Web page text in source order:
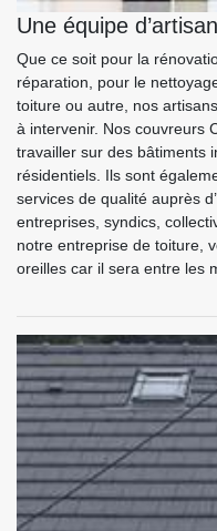
Une équipe
Que ce soit pour la
réparation, pour le
toiture ou autre, nos
à intervenir. Nos couvreurs
travailler sur des bâtiments
résidentiels. Ils sont
services de qualité auprès
entreprises, syndics,
notre entreprise de toiture,
oreilles car il sera entre les